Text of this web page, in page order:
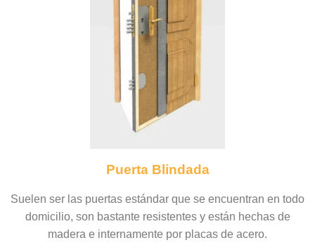
Puerta Blindada
Suelen ser las puertas estándar que se encuentran en todo
domicilio, son bastante resistentes y están hechas de
madera e internamente por placas de acero.